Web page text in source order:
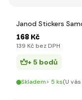
Janod Stickers
168 Kč
139 Kč bez DPH
+ 5 bodů
Skladem> 5 ks(U vás